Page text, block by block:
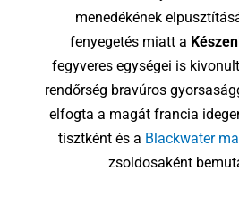
menedékének
fenyegetés miatt a
fegyveres egységei is
rendőrség bravúros
elfogta a magát francia
tisztként és a Blackwater
zsoldosaként